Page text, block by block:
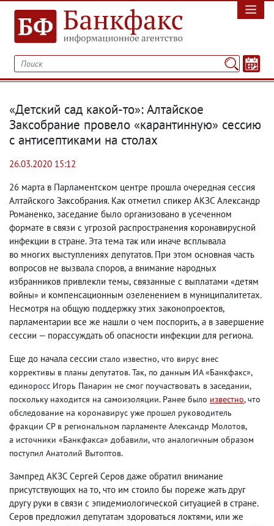
«Детский сад какой-то»: Алтайское
Заксобрание провело «карантинную» сессию
с антисептиками на столах
26.03.2020 15:12
26 марта в Парламентском центре прошла очередная сессия
Алтайского Заксобрания. Как отметил спикер АКЗС Александр
Романенко, заседание было организовано в усеченном
формате в связи с угрозой распространения коронавирусной
инфекции в стране. Эта тема так или иначе всплывала
во многих выступлениях депутатов. При этом основная часть
вопросов не вызвала споров, а внимание народных
избранников привлекли темы, связанные с выплатами «детям
войны» и компенсационным озеленением в муниципалитетах.
Несмотря на общую поддержку этих законопроектов,
парламентарии все же нашли о чем поспорить, а в завершение
сессии — порассуждать об опасности инфекции для региона.
Еще до начала сессии стало известно, что вирус внес
коррективы в планы депутатов. Так, по данным ИА «Банкфакс»,
единоросс Игорь Панарин не смог поучаствовать в заседании,
поскольку находится на самоизоляции. Ранее было известно, что
обследование на коронавирус уже прошел руководитель
фракции СР в региональном парламенте Александр Молотов,
а источники «Банкфакса» добавили, что аналогичным образом
поступил Анатолий Вытоптов.
Зампред АКЗС Сергей Серов даже обратил внимание
присутствующих на то, что им стоило бы пореже жать друг
другу руки в связи с эпидемиологической ситуацией в стране.
Серов предложил депутатам здороваться локтями, или же